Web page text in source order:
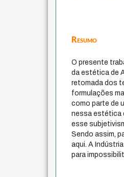
Resumo
O presente
da estética de
retomada dos
formulações
como parte de
nessa estética
esse
Sendo assim,
aqui. A
para